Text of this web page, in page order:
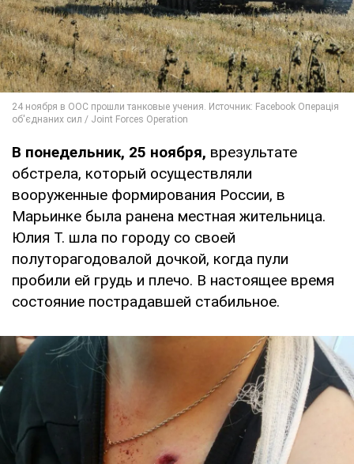
В понедельник, 25 ноября, врезультате
обстрела, который осуществляли
вооруженные формирования России, в
Марьинке была ранена местная жительница.
Юлия Т. шла по городу со своей
полуторагодовалой дочкой, когда пули
пробили ей грудь и плечо. В настоящее время
состояние пострадавшей стабильное.